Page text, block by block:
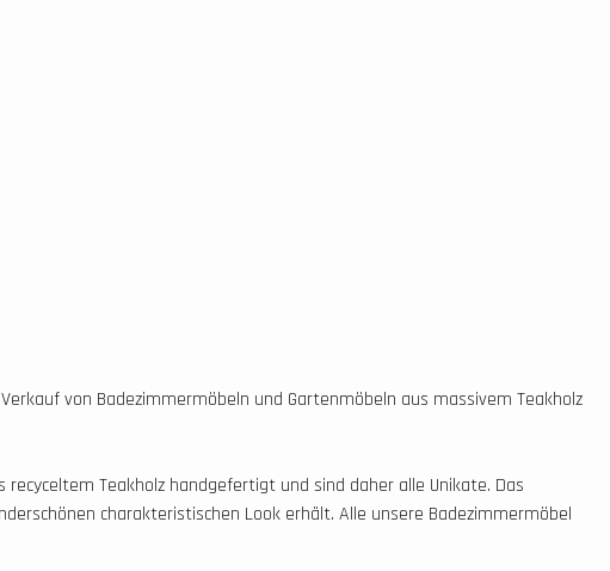
von Badezimmermöbeln und Gartenmöbeln aus massivem Teakholz
recyceltem Teakholz handgefertigt und sind daher alle Unikate. Das
charakteristischen Look erhält. Alle unsere Badezimmermöbel